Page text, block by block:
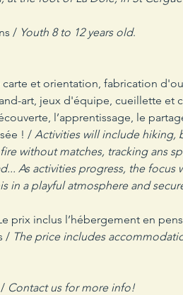
/
Youth 8 to 12 years old.
et orientation, fabrication
art, jeux d'équipe, cueillette et
l’apprentissage, le
! / Activities will include hiking,
without matches, tracking ans
As activities progress, the
in a playful atmosphere and
/ The price includes
Contact us for more info!